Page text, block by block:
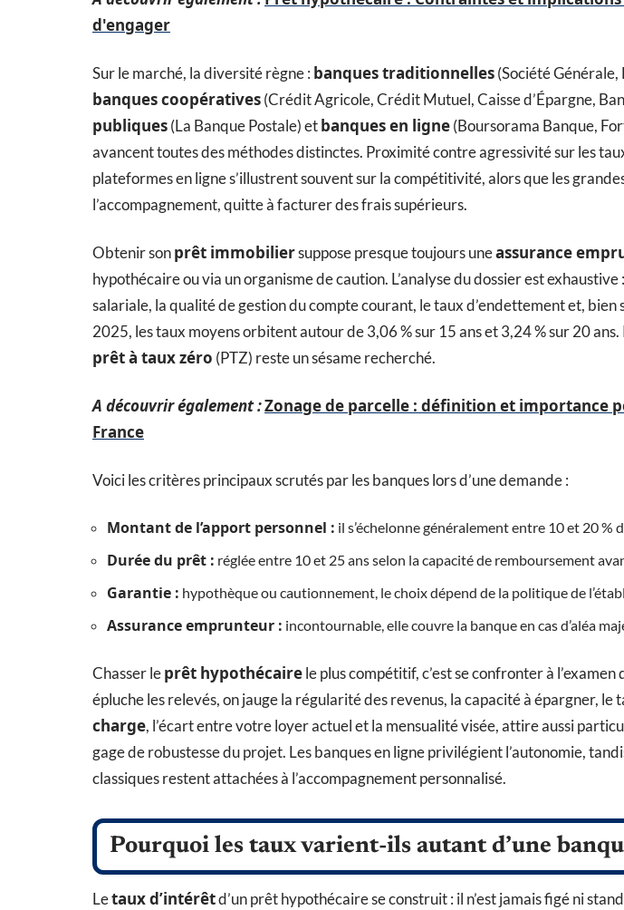
d'engager
Sur le marché, la diversité règne : banques traditionnelles(Société Générale,
banques coopératives(Crédit Agricole, Crédit Mutuel, Caisse d’Épargne,
publiques(La Banque Postale) etbanques en ligne(Boursorama Banque,
avancent toutes des méthodes distinctes. Proximité contre agressivité sur les
plateformes en ligne s’illustrent souvent sur la compétitivité, alors que les
l’accompagnement, quitte à facturer des frais supérieurs.
Obtenir sonprêt immobiliersuppose presque toujours uneassurance
hypothécaire ou via un organisme de caution. L’analyse du dossier est exhaustive
salariale, la qualité de gestion du compte courant, le taux d’endettement et, bien
2025, les taux moyens orbitent autour de 3,06 % sur 15 ans et 3,24 % sur 20
prêt à taux zéro (PTZ) reste un sésame recherché.
A découvrir également :Zonage de parcelle : définition et importance
France
Voici les critères principaux scrutés par les banques lors d’une demande :
Montant de l’apport personnel : il s’échelonne généralement entre 10 et 20 %
Durée du prêt : réglée entre 10 et 25 ans selon la capacité de remboursement
Garantie : hypothèque ou cautionnement, le choix dépend de la politique de
Assurance emprunteur : incontournable, elle couvre la banque en cas d’aléa
Chasser leprêt hypothécairele plus compétitif, c’est se confronter à
épluche les relevés, on jauge la régularité des revenus, la capacité à épargner, le
charge, l’écart entre votre loyer actuel et la mensualité visée, attire aussi
gage de robustesse du projet. Les banques en ligne privilégient l’autonomie,
classiques restent attachées à l’accompagnement personnalisé.
Pourquoi les taux varient-ils autant d’une
Letaux d’intérêtd’un prêt hypothécaire se construit : il n’est jamais figé ni